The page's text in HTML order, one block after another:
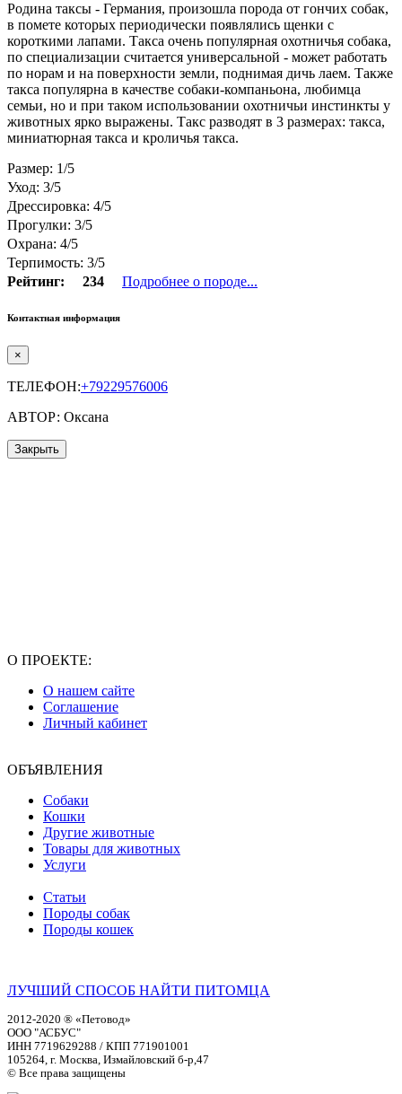
Родина таксы - Германия, произошла порода от гончих собак,
в помете которых периодически появлялись щенки с
короткими лапами. Такса очень популярная охотничья собака,
по специализации считается универсальной - может работать
по норам и на поверхности земли, поднимая дичь лаем. Также
такса популярна в качестве собаки-компаньона, любимца
семьи, но и при таком использовании охотничьи инстинкты у
животных ярко выражены. Такс разводят в 3 размерах: такса,
миниатюрная такса и кроличья такса.
Размер: 1/5
Уход: 3/5
Дрессировка: 4/5
Прогулки: 3/5
Охрана: 4/5
Терпимость: 3/5
Рейтинг:
234 Подробнее о породе...
Контактная информация
×
ТЕЛЕФОН:+79229576006
АВТОР: Оксана
Закрыть
О ПРОЕКТЕ:
О нашем сайте
Соглашение
Личный кабинет
ОБЪЯВЛЕНИЯ
Собаки
Кошки
Другие животные
Товары для животных
Услуги
Статьи
Породы собак
Породы кошек
ЛУЧШИЙ СПОСОБ НАЙТИ ПИТОМЦА
2012-2020 ® «Петовод»
ООО "АСБУС"
ИНН 7719629288 / КПП 771901001
105264, г. Москва, Измайловский б-р,47
© Все права защищены